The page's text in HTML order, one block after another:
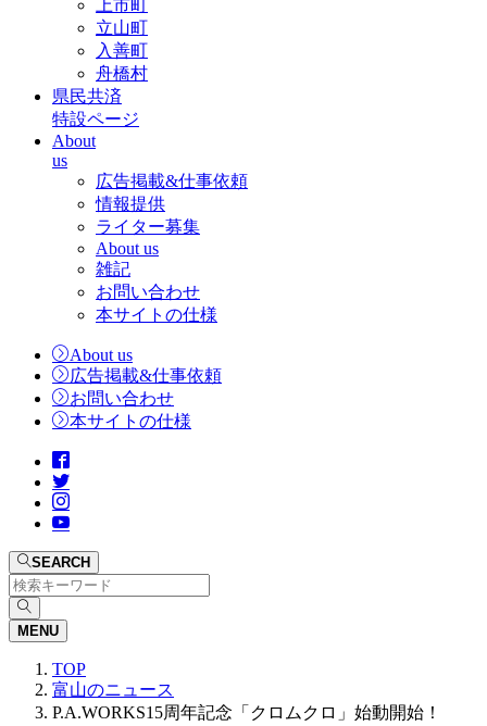
上市町
立山町
入善町
舟橋村
県民共済
特設ページ
About
us
広告掲載&仕事依頼
情報提供
ライター募集
About us
雑記
お問い合わせ
本サイトの仕様
About us
広告掲載&仕事依頼
お問い合わせ
本サイトの仕様
SEARCH
MENU
TOP
富山のニュース
P.A.WORKS15周年記念「クロムクロ」始動開始！